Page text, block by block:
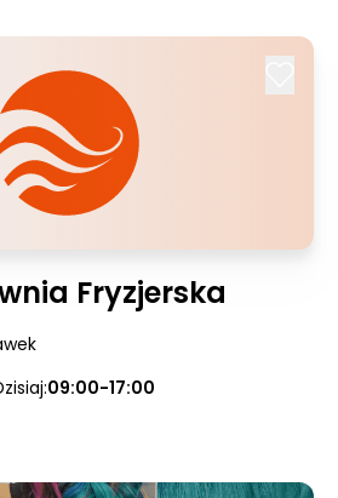
Fryzjerska
09:00-17:00